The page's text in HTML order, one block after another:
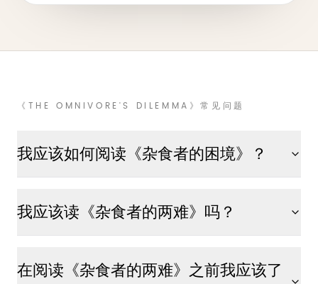
《THE OMNIVORE'S DILEMMA》常见问题
我应该如何阅读《杂食者的困境》？
我应该读《杂食者的两难》吗？
在阅读《杂食者的两难》之前我应该了